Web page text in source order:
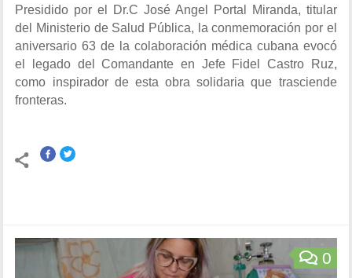
Presidido por el Dr.C José Angel Portal Miranda, titular
del Ministerio de Salud Pública, la conmemoración por el
aniversario 63 de la colaboración médica cubana evocó
el legado del Comandante en Jefe Fidel Castro Ruz,
como inspirador de esta obra solidaria que trasciende
fronteras.
0